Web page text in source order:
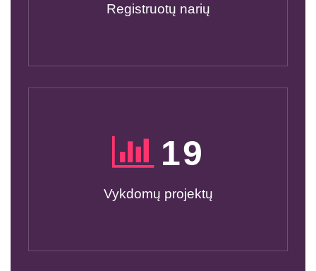
Registruotų narių
20
Vykdomų projektų